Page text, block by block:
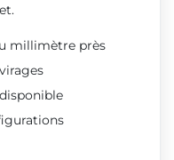
millimètre près